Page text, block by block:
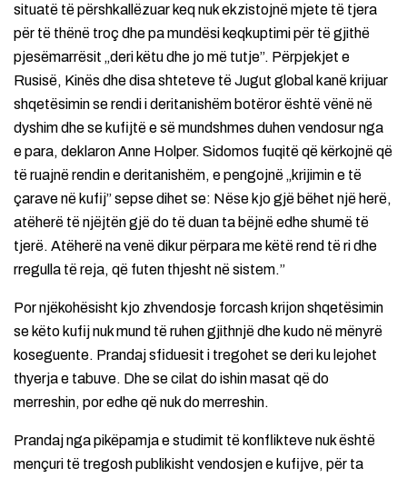
situatë të përshkallëzuar keq nuk ekzistojnë mjete të tjera
për të thënë troç dhe pa mundësi keqkuptimi për të gjithë
pjesëmarrësit „deri këtu dhe jo më tutje”. Përpjekjet e
Rusisë, Kinës dhe disa shteteve të Jugut global kanë krijuar
shqetësimin se rendi i deritanishëm botëror është vënë në
dyshim dhe se kufijtë e së mundshmes duhen vendosur nga
e para, deklaron Anne Holper. Sidomos fuqitë që kërkojnë që
të ruajnë rendin e deritanishëm, e pengojnë „krijimin e të
çarave në kufij” sepse dihet se: Nëse kjo gjë bëhet një herë,
atëherë të njëjtën gjë do të duan ta bëjnë edhe shumë të
tjerë. Atëherë na venë dikur përpara me këtë rend të ri dhe
rregulla të reja, që futen thjesht në sistem.”
Por njëkohësisht kjo zhvendosje forcash krijon shqetësimin
se këto kufij nuk mund të ruhen gjithnjë dhe kudo në mënyrë
koseguente. Prandaj sfiduesit i tregohet se deri ku lejohet
thyerja e tabuve. Dhe se cilat do ishin masat që do
merreshin, por edhe që nuk do merreshin.
Prandaj nga pikëpamja e studimit të konflikteve nuk është
mençuri të tregosh publikisht vendosjen e kufijve, për ta